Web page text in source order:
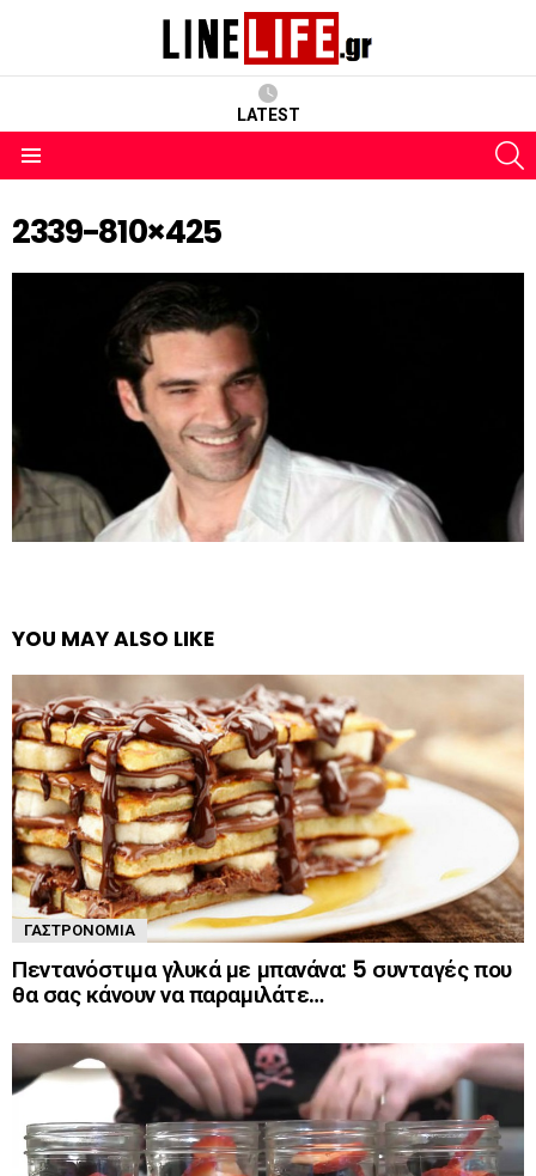
LATEST
2339-810×425
YOU MAY ALSO LIKE
ΓΑΣΤΡΟΝΟΜΊΑ
Πεντανόστιμα γλυκά με μπανάνα: 5 συνταγές που
θα σας κάνουν να παραμιλάτε…